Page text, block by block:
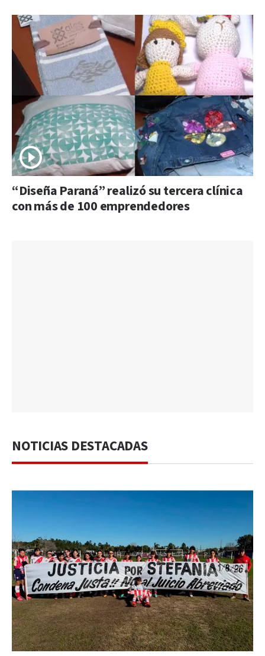
“Diseña Paraná” realizó su tercera clínica
con más de 100 emprendedores
NOTICIAS DESTACADAS